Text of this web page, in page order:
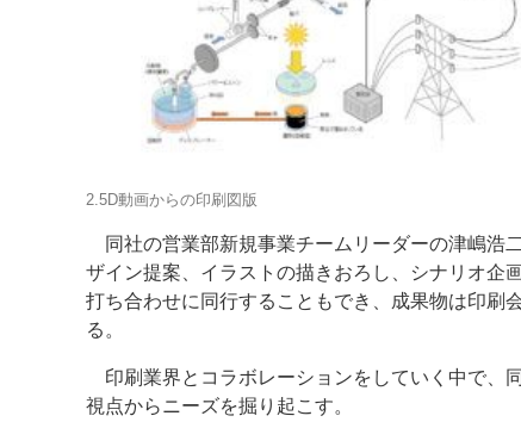
2.5D動画からの印刷図版
同社の営業部新規事業チームリーダーの津嶋浩
ザイン提案、イラストの描きおろし、シナリオ企
打ち合わせに同行することもでき、成果物は印刷
る。
印刷業界とコラボレーションをしていく中で、
視点からニーズを掘り起こす。